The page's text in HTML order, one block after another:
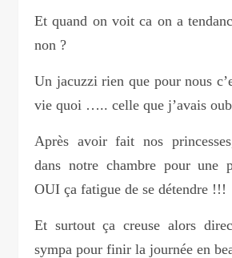
Et quand on voit ca on a
non ?
Un jacuzzi rien que pour nous
vie quoi ….. celle que j’avais
Après avoir fait nos
dans notre chambre pour une
OUI ça fatigue de se détendre !!!
Et surtout ça creuse alors
sympa pour finir la journée en